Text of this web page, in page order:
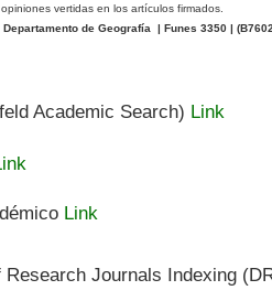
vertidas en los artículos firmados.
Departamento de Geografía | Funes 3350 | (
Academic Search) Link
Link
Research Journals Indexing